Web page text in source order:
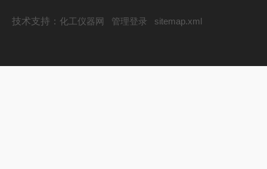
技术支持： 化工仪器网 管理登录 sitemap.xml